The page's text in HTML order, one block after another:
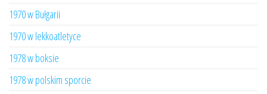
1970 w Bułgarii
1970 w lekkoatletyce
1978 w boksie
1978 w polskim sporcie